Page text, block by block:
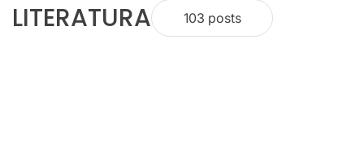
LITERATURA 103 posts